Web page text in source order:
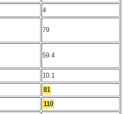
4
79
59.4
10.1
81
110